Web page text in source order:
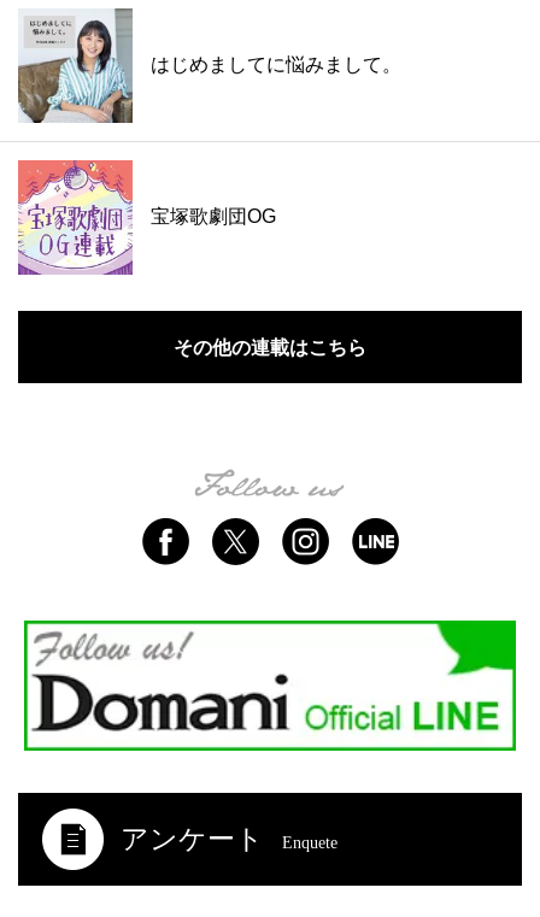
はじめましてに悩みまして。
宝塚歌劇団OG
その他の連載はこちら
アンケート Enquete